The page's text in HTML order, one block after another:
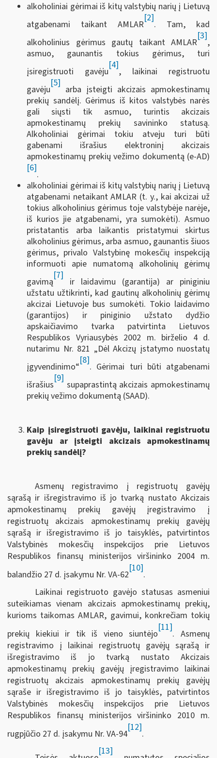
alkoholiniai gėrimai iš kitų valstybių narių į Lietuvą
atgabenami taikant AMLAR
[2]
. Tam, kad
alkoholinius gėrimus gautų taikant AMLAR
[3]
,
asmuo, gaunantis tokius gėrimus, turi
įsiregistruoti gavėju
[4]
, laikinai registruotu
gavėju
[5]
arba įsteigti akcizais apmokestinamų
prekių sandėlį. Gėrimus iš kitos valstybės narės
gali siųsti tik asmuo, turintis akcizais
apmokestinamų prekių savininko statusą.
Alkoholiniai gėrimai tokiu atveju turi būti
gabenami išrašius elektroninį akcizais
apmokestinamų prekių vežimo dokumentą (e-AD)
[6]
.
alkoholiniai gėrimai iš kitų valstybių narių į Lietuvą
atgabenami netaikant AMLAR (t. y., kai akcizai už
tokius alkoholinius gėrimus toje valstybėje narėje,
iš kurios jie atgabenami, yra sumokėti). Asmuo
pristatantis arba laikantis pristatymui skirtus
alkoholinius gėrimus, arba asmuo, gaunantis šiuos
gėrimus, privalo Valstybinę mokesčių inspekciją
informuoti apie numatomą alkoholinių gėrimų
gavimą
[7]
ir laidavimu (garantija) ar piniginiu
užstatu užtikrinti, kad gautinų alkoholinių gėrimų
akcizai Lietuvoje bus sumokėti. Tokio laidavimo
(garantijos) ir piniginio užstato dydžio
apskaičiavimo tvarka patvirtinta Lietuvos
Respublikos Vyriausybės 2002 m. birželio 4 d.
nutarimu Nr. 821 „Dėl Akcizų įstatymo nuostatų
įgyvendinimo“
[8]
. Gėrimai turi būti atgabenami
išrašius
[9]
supaprastintą akcizais apmokestinamų
prekių vežimo dokumentą (SAAD).
Kaip įsiregistruoti gavėju, laikinai registruotu
gavėju ar įsteigti akcizais apmokestinamų
prekių sandėlį?
Asmenų registravimo į registruotų gavėjų
sąrašą ir išregistravimo iš jo tvarką nustato Akcizais
apmokestinamų prekių gavėjų įregistravimo į
registruotų akcizais apmokestinamų prekių gavėjų
sąrašą ir išregistravimo iš jo taisyklės, patvirtintos
Valstybinės mokesčių inspekcijos prie Lietuvos
Respublikos finansų ministerijos viršininko 2004 m.
balandžio 27 d. įsakymu Nr. VA-62
[10]
.
Laikinai registruoto gavėjo statusas asmeniui
suteikiamas vienam akcizais apmokestinamų prekių,
kurioms taikomas AMLAR, gavimui, konkrečiam tokių
prekių kiekiui ir tik iš vieno siuntėjo
[11]
. Asmenų
registravimo į laikinai registruotų gavėjų sąrašą ir
išregistravimo iš jo tvarką nustato Akcizais
apmokestinamų prekių gavėjų įregistravimo laikinai
registruotų akcizais apmokestinamų prekių gavėjų
sąraše ir išregistravimo iš jo taisyklės, patvirtintos
Valstybinės mokesčių inspekcijos prie Lietuvos
Respublikos finansų ministerijos viršininko 2010 m.
rugpjūčio 27 d. įsakymu Nr. VA-94
[12]
.
[13]